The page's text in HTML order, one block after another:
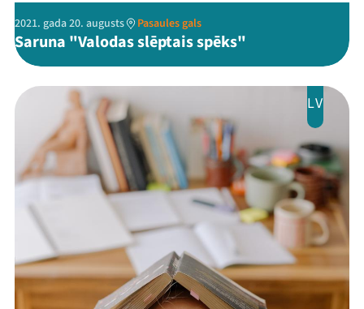
2021. gada 20. augusts Pasaules gals
Saruna "Valodas slēptais spēks"
LV